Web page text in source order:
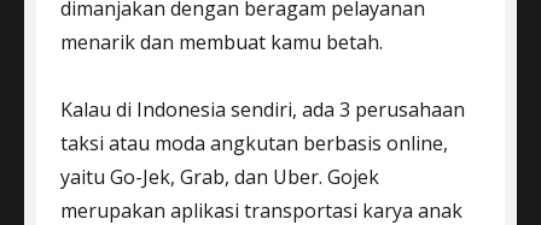
dimanjakan dengan beragam pelayanan
menarik dan membuat kamu betah.
Kalau di Indonesia sendiri, ada 3 perusahaan
taksi atau moda angkutan berbasis online,
yaitu Go-Jek, Grab, dan Uber. Gojek
merupakan aplikasi transportasi karya anak